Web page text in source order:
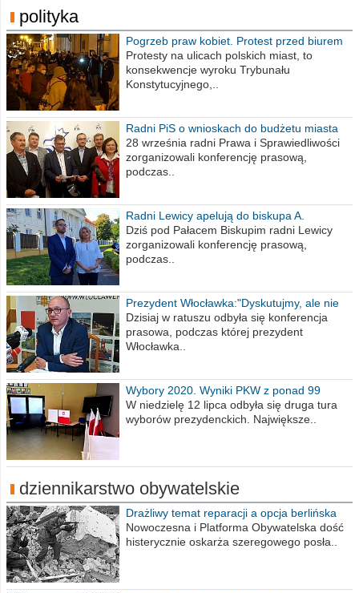
polityka
Pogrzeb praw kobiet. Protest przed biurem
poselskim PiS
Protesty na ulicach polskich miast, to
konsekwencje wyroku Trybunału
Konstytucyjnego,..
Radni PiS o wnioskach do budżetu miasta
na 2021 rok
28 września radni Prawa i Sprawiedliwości
zorganizowali konferencję prasową,
podczas..
Radni Lewicy apelują do biskupa A.
Wiesława Meringa
Dziś pod Pałacem Biskupim radni Lewicy
zorganizowali konferencję prasową,
podczas..
Prezydent Włocławka:"Dyskutujmy, ale nie
obrażajmy się”
Dzisiaj w ratuszu odbyła się konferencja
prasowa, podczas której prezydent
Włocławka..
Wybory 2020. Wyniki PKW z ponad 99
procent obwodów
W niedzielę 12 lipca odbyła się druga tura
wyborów prezydenckich. Największe..
dziennikarstwo obywatelskie
Drażliwy temat reparacji a opcja berlińska
Nowoczesna i Platforma Obywatelska dość
histerycznie oskarża szeregowego posła..